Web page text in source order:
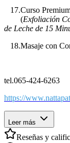
17.Curso
(Exfoliación
de Leche de 15
18.Masaje con
tel.065-424-6263
https://
Leer más
Reseñas y